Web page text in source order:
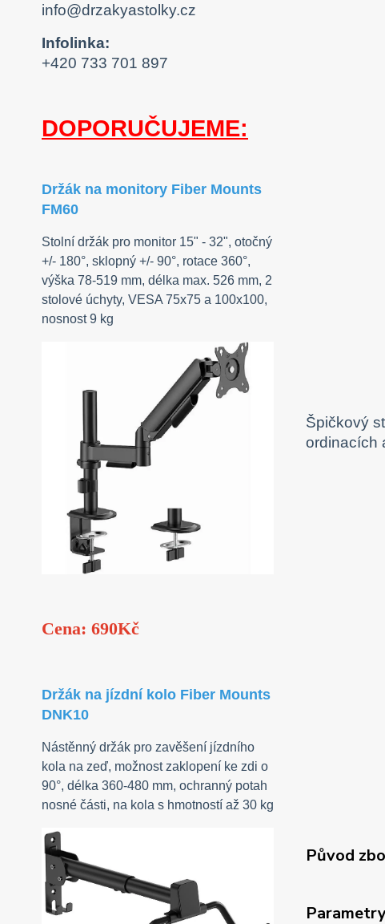
info@drzakyastolky.cz
Infolinka:
+420 733 701 897
DOPORUČUJEME:
Držák na monitory Fiber Mounts
FM60
Stolní držák pro monitor 15" - 32", otočný
+/- 180°, sklopný +/- 90°, rotace 360°,
výška 78-519 mm, délka max. 526 mm, 2
stolové úchyty, VESA 75x75 a 100x100,
nosnost 9 kg
Cena: 690Kč
Držák na jízdní kolo Fiber Mounts
DNK10
Nástěnný držák pro zavěšení jízdního
kola na zeď, možnost zaklopení ke zdi o
90°, délka 360-480 mm, ochranný potah
nosné části, na kola s hmotností až 30 kg
Špičkový
ordinacích
Původ